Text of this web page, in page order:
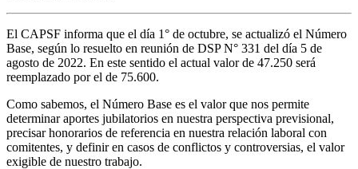
El CAPSF informa que el día 1° de octubre, se actualizó el Número
Base, según lo resuelto en reunión de DSP N° 331 del día 5 de
agosto de 2022. En este sentido el actual valor de 47.250 será
reemplazado por el de 75.600.
Como sabemos, el Número Base es el valor que nos permite
determinar aportes jubilatorios en nuestra perspectiva previsional,
precisar honorarios de referencia en nuestra relación laboral con
comitentes, y definir en casos de conflictos y controversias, el valor
exigible de nuestro trabajo.